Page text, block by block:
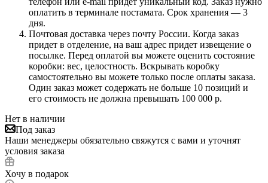
оплатить в терминале постамата. Срок хранения — 3
дня.
Почтовая доставка через почту России. Когда заказ
придет в отделение, на ваш адрес придет извещение о
посылке. Перед оплатой вы можете оценить состояние
коробки: вес, целостность. Вскрывать коробку
самостоятельно вы можете только после оплаты заказа.
Один заказ может содержать не больше 10 позиций и
его стоимость не должна превышать 100 000 р.
Нет в наличии
Под заказ
Наши менеджеры обязательно свяжутся с вами и уточнят
условия заказа
Хочу в подарок